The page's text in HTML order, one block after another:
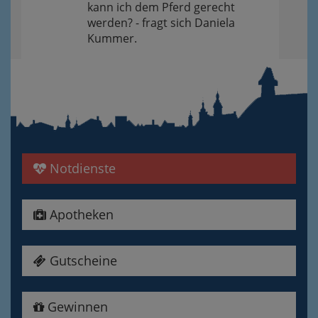
kann ich dem Pferd gerecht
werden? - fragt sich Daniela
Kummer.
Notdienste
Apotheken
Gutscheine
Gewinnen